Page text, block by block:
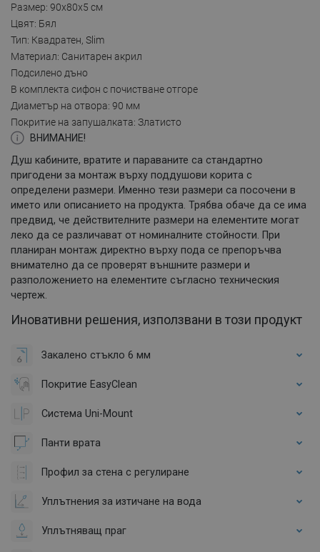
Размер: 90x80x5 см
Цвят: Бял
Тип: Квадратен, Slim
Материал: Санитарен акрил
Подсилено дъно
В комплекта сифон с почистване отгоре
Диаметър на отвора: 90 мм
Покритие на запушалката: Златисто
ВНИМАНИЕ!
Душ кабините, вратите и параваните са стандартно
пригодени за монтаж върху поддушови корита с
определени размери. Именно тези размери са посочени в
името или описанието на продукта. Трябва обаче да се има
предвид, че действителните размери на елементите могат
леко да се различават от номиналните стойности. При
планиран монтаж директно върху пода се препоръчва
внимателно да се проверят външните размери и
разположението на елементите съгласно техническия
чертеж.
Иновативни решения, използвани в този продукт
Закалено стъкло 6 мм
Покритие EasyClean
Система Uni-Mount
Панти врата
Профил за стена с регулиране
Уплътнения за изтичане на вода
Уплътняващ праг